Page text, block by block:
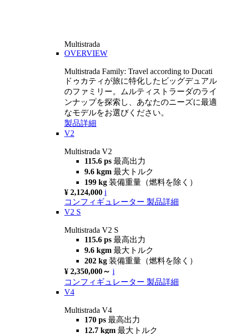
Multistrada
OVERVIEW
Multistrada Family: Travel according to Ducati
ドゥカティが旅に特化したビッグデュアル
のファミリー。ムルティストラーダのライ
ンナップを探索し、あなたのニーズに最適
なモデルをお選びください。
製品詳細
V2
Multistrada V2
115.6 ps 最高出力
9.6 kgm 最大トルク
199 kg 装備重量（燃料を除く）
¥ 2,124,000 i
コンフィギュレーター 製品詳細
V2 S
Multistrada V2 S
115.6 ps 最高出力
9.6 kgm 最大トルク
202 kg 装備重量（燃料を除く）
¥ 2,350,000～ i
コンフィギュレーター 製品詳細
V4
Multistrada V4
170 ps 最高出力
12.7 kgm 最大トルク